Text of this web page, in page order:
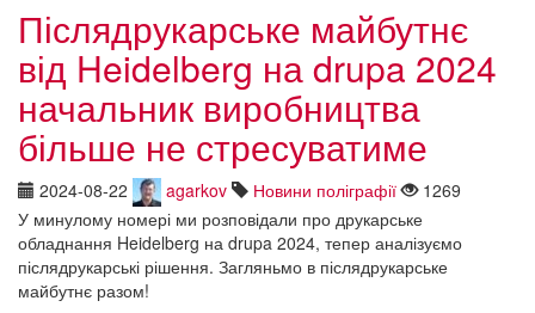
Післядрукарське майбутнє
від Heidelberg на drupa 2024
начальник виробництва
більше не стресуватиме
2024-08-22 agarkov Новини поліграфії
1269
У минулому номері ми розповідали про друкарське
обладнання Heidelberg на drupa 2024, тепер аналізуємо
післядрукарські рішення. Загляньмо в післядрукарське
майбутнє разом!